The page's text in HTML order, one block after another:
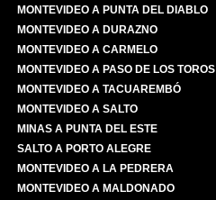
MONTEVIDEO A PUNTA DEL DIABLO
MONTEVIDEO A DURAZNO
MONTEVIDEO A CARMELO
MONTEVIDEO A PASO DE LOS TOROS
MONTEVIDEO A TACUAREMBÓ
MONTEVIDEO A SALTO
MINAS A PUNTA DEL ESTE
SALTO A PORTO ALEGRE
MONTEVIDEO A LA PEDRERA
MONTEVIDEO A MALDONADO